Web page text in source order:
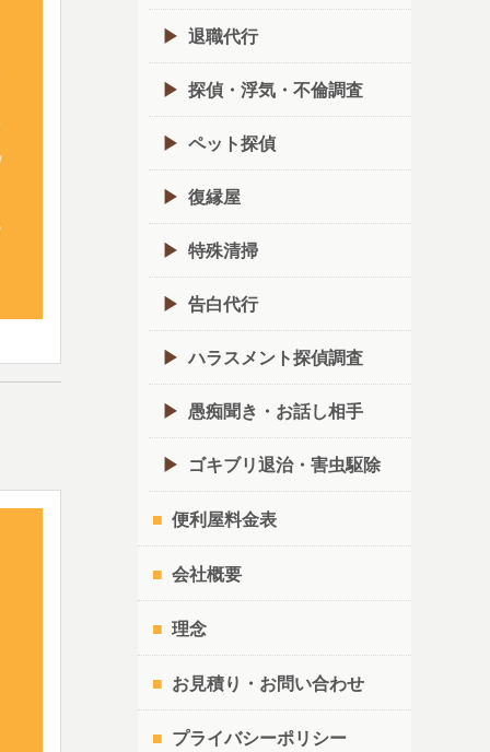
退職代行
探偵・浮気・不倫調査
ペット探偵
復縁屋
特殊清掃
告白代行
ハラスメント探偵調査
愚痴聞き・お話し相手
ゴキブリ退治・害虫駆除
便利屋料金表
会社概要
理念
お見積り・お問い合わせ
プライバシーポリシー